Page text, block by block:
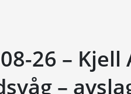
26 – Kjell
–